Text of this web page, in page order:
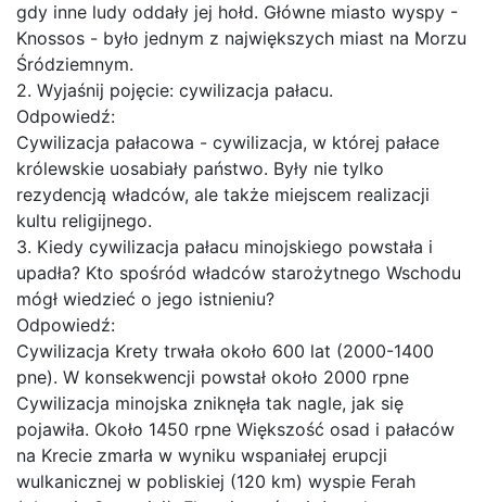
gdy inne ludy oddały jej hołd. Główne miasto wyspy -
Knossos - było jednym z największych miast na Morzu
Śródziemnym.
2. Wyjaśnij pojęcie: cywilizacja pałacu.
Odpowiedź:
Cywilizacja pałacowa - cywilizacja, w której pałace
królewskie uosabiały państwo. Były nie tylko
rezydencją władców, ale także miejscem realizacji
kultu religijnego.
3. Kiedy cywilizacja pałacu minojskiego powstała i
upadła? Kto spośród władców starożytnego Wschodu
mógł wiedzieć o jego istnieniu?
Odpowiedź:
Cywilizacja Krety trwała około 600 lat (2000-1400
pne). W konsekwencji powstał około 2000 rpne
Cywilizacja minojska zniknęła tak nagle, jak się
pojawiła. Około 1450 rpne Większość osad i pałaców
na Krecie zmarła w wyniku wspaniałej erupcji
wulkanicznej w pobliskiej (120 km) wyspie Ferah